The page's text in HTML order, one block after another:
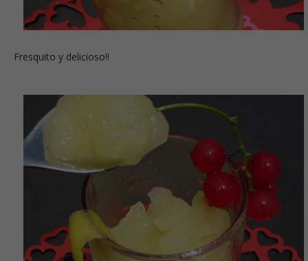
Fresquito y delicioso!!